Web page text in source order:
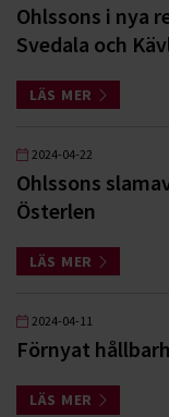
Ohlssons i nya
Svedala och
LÄS MER
2024-04-22
Ohlssons
Österlen
LÄS MER
2024-04-11
Förnyat
LÄS MER